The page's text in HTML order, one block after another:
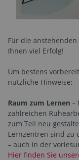
Für die
Ihnen viel Erfolg!
Um bestens
nützliche Hinweise:
Raum zum Lernen –
zahlreichen
zum Teil neu
Lernzentren sind zu
– auch in der
Hier finden Sie